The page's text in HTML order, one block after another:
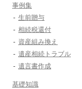
事例集
生前贈与
相続税還付
資産組み換え
遺産相続トラブル
遺言書作成
基礎知識